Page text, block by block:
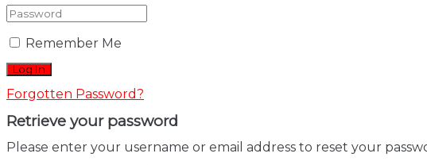
Remember Me
Forgotten Password?
Retrieve your password
Please enter your username or email address to reset your